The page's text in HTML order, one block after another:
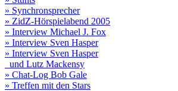
» Synchronsprecher
» ZidZ-Hörspielabend 2005
» Interview Michael J. Fox
» Interview Sven Hasper
» Interview Sven Hasper
und Lutz Mackensy
» Chat-Log Bob Gale
» Treffen mit den Stars